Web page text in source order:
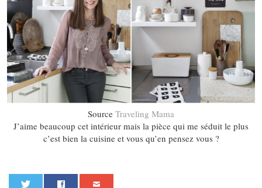
Source Traveling Mama
J’aime beaucoup cet intérieur mais la pièce qui me séduit le plus
c’est bien la cuisine et vous qu’en pensez vous ?